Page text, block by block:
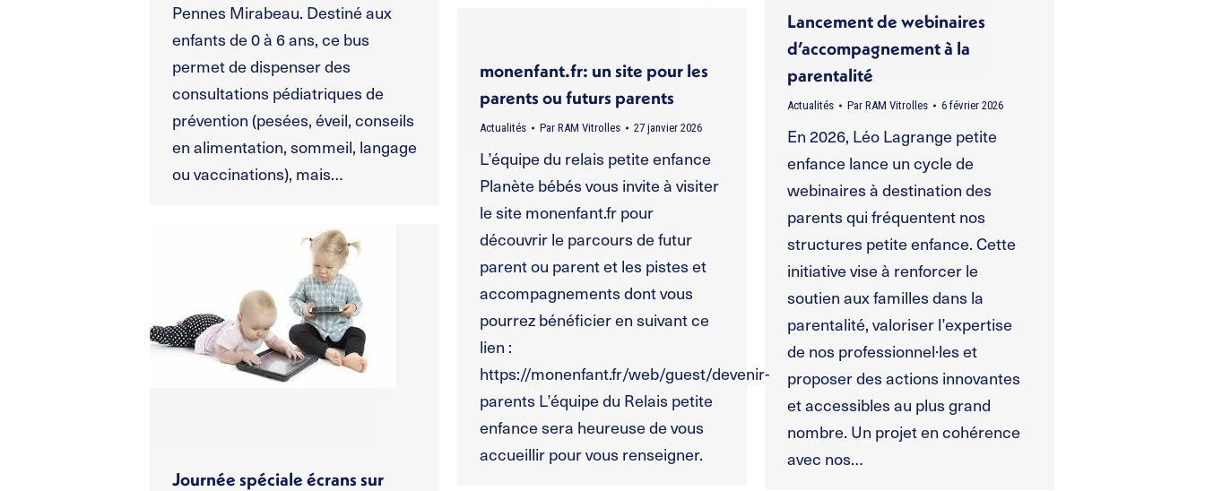
Pennes Mirabeau. Destiné aux
enfants de 0 à 6 ans, ce bus
permet de dispenser des
consultations pédiatriques de
prévention (pesées, éveil, conseils
en alimentation, sommeil, langage
ou vaccinations), mais…
Lancement de webinaires
d’accompagnement à la
parentalité
Actualités Par RAM Vitrolles 6 février 2026
En 2026, Léo Lagrange petite
enfance lance un cycle de
webinaires à destination des
parents qui fréquentent nos
structures petite enfance. Cette
initiative vise à renforcer le
soutien aux familles dans la
parentalité, valoriser l’expertise
de nos professionnel·les et
proposer des actions innovantes
et accessibles au plus grand
nombre. Un projet en cohérence
avec nos…
monenfant.fr: un site pour les
parents ou futurs parents
Actualités Par RAM Vitrolles 27 janvier 2026
L’équipe du relais petite enfance
Planète bébés vous invite à visiter
le site monenfant.fr pour
découvrir le parcours de futur
parent ou parent et les pistes et
accompagnements dont vous
pourrez bénéficier en suivant ce
lien :
https://monenfant.fr/web/guest/devenir-
parents L’équipe du Relais petite
enfance sera heureuse de vous
accueillir pour vous renseigner.
Journée spéciale écrans sur